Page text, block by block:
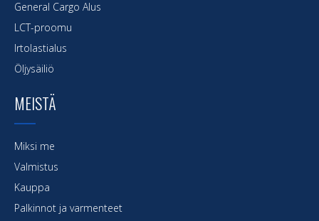
General Cargo Alus
LCT-proomu
Irtolastialus
Öljysäiliö
MEISTÄ
Miksi me
Valmistus
Kauppa
Palkinnot ja varmenteet